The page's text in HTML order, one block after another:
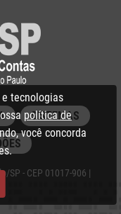
SISTEMAS
SP - CEP 01017-906 |
tecnologias
política de
você concorda